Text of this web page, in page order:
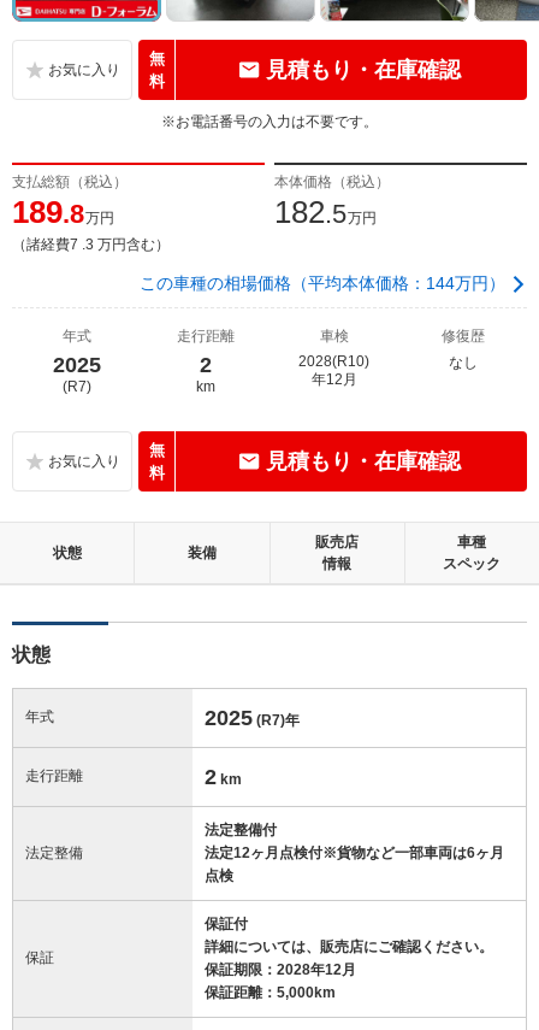
無
料
見積もり・在庫確認
※お電話番号の入力は不要です。
支払総額（税込）
189.8万円
（諸経費7 .3 万円含む）
本体価格（税込）
182.5万円
この車種の相場価格（平均本体価格：144万円）
年式
2025
(R7)
走行距離
2
km
車検
2028(R10)
年12月
修復歴
なし
無
料
見積もり・在庫確認
状態 装備
販売店
情報
車種
スペック
状態
年式 2025 (R7)年
走行距離 2 km
法定整備
法定整備付
法定12ヶ月点検付※貨物など一部車両は6ヶ月
点検
保証
保証付
詳細については、販売店にご確認ください。
保証期限：2028年12月
保証距離：5,000km